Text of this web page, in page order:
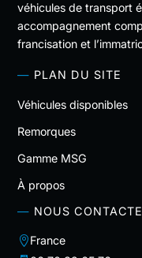
véhicules de transport
accompagnement
francisation et
PLAN DU SITE
Véhicules disponibles
Remorques
Gamme MSG
À propos
NOUS
France